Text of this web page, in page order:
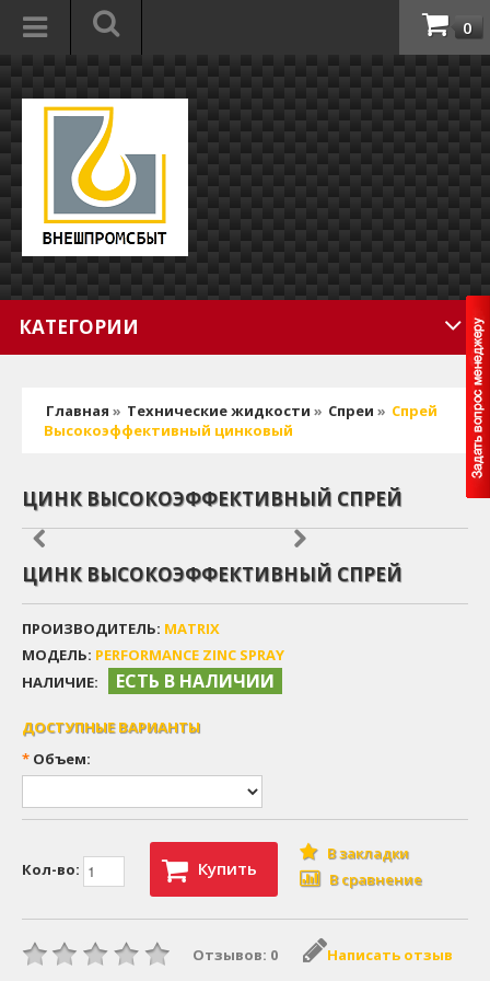
0
КАТЕГОРИИ
Главная » Технические жидкости » Спреи » Спрей
Высокоэффективный цинковый
ЦИНК ВЫСОКОЭФФЕКТИВНЫЙ СПРЕЙ
ЦИНК ВЫСОКОЭФФЕКТИВНЫЙ СПРЕЙ
ПРОИЗВОДИТЕЛЬ: MATRIX
МОДЕЛЬ: PERFORMANCE ZINC SPRAY
НАЛИЧИЕ:
ЕСТЬ В НАЛИЧИИ
ДОСТУПНЫЕ ВАРИАНТЫ
* Объем:
Кол-во: Купить
В закладки
В сравнение
Отзывов: 0 Написать отзыв